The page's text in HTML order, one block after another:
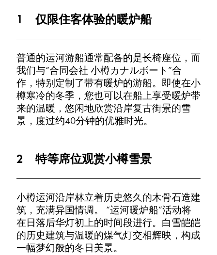
1 仅限住客体验的暖炉船
普通的运河游船通常配备的是长椅座位，而
我们与“合同会社 小樽カナルボート”合
作，特别定制了带有暖炉的游船。即使在小
樽寒冷的冬季，您也可以在船上享受暖炉带
来的温暖，悠闲地欣赏沿岸复古街景的雪
景，度过约40分钟的优雅时光。
2 特等席位观赏小樽雪景
小樽运河沿岸林立着历史悠久的木骨石造建
筑，充满异国情调。 “运河暖炉船”活动将
在日落后华灯初上的时间段进行。白雪皑皑
的历史建筑与温暖的煤气灯交相辉映，构成
一幅梦幻般的冬日美景。